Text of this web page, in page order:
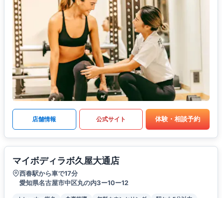
店舗情報 公式サイト 体験・相談予約
マイボディラボ久屋大通店
西春駅から車で17分
愛知県名古屋市中区丸の内3ー10ー12